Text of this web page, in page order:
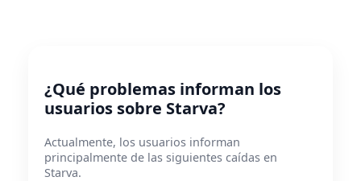
¿Qué problemas informan los
usuarios sobre Starva?
Actualmente, los usuarios informan
principalmente de las siguientes caídas en
Starva.